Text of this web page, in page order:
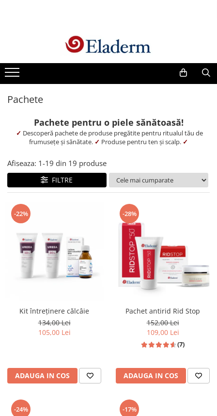
Vezi toate produsele
Creme cu protectie solara
Produse Antirid
Produse Hidratante
Antirozacee
Produse Anti sebum
Creme contur ochi
Lotiuni tonice
Creme Emoliente
Creme cu Uree
Produse pentru pete pigmentare
Pachete
Pachete pentru o piele sănătoasă!
✓ Descoperă pachete de produse pregătite pentru ritualul tău de
frumusețe și sănătate. ✓ Produse pentru ten și scalp. ✓
Afiseaza: 1-19 din 19 produse
FILTRE
-22%
Kit întreținere călcâie
134,00 Lei
105,00 Lei
ADAUGA IN COS
-28%
Pachet antirid Rid Stop
152,00 Lei
109,00 Lei
(7)
ADAUGA IN COS
-24% -17%